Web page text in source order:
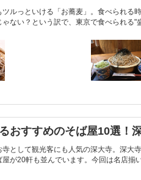
ルっといける「お蕎麦」。食べられる
ない？という訳で、東京で食べられる"
おすすめのそば屋10選！
として観光客にも人気の深大寺。深大
屋が20軒も並んでいます。今回は名店揃